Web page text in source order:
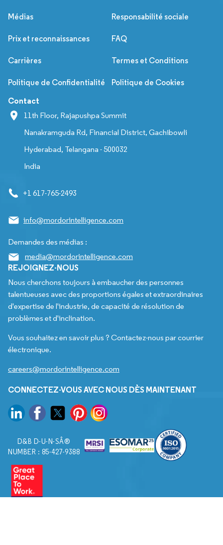
Médias Responsabilité sociale
Prix et reconnaissances FAQ
Carrières Termes et Conditions
Politique de Confidentialité Politique de Cookies
Contact
11th Floor, Rajapushpa Summit
Nanakramguda Rd, Financial District, Gachibowli
Hyderabad, Telangana - 500032
India
+1 617-765-2493
info@mordorintelligence.com
Demandes des médias :
media@mordorintelligence.com
REJOIGNEZ-NOUS
Nous cherchons toujours à embaucher des personnes
talentueuses avec des proportions égales et extraordinaires
d'expertise de l'industrie, de capacité de résolution de
problèmes et d'inclination.
Vous souhaitez en savoir plus ? Contactez-nous par courrier
électronique.
careers@mordorintelligence.com
CONNECTEZ-VOUS AVEC NOUS DÈS MAINTENANT
D&B D-U-N-SÂ®
NUMBER : 85-427-9388